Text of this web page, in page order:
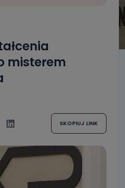
misterem
SKOPIUJ LINK